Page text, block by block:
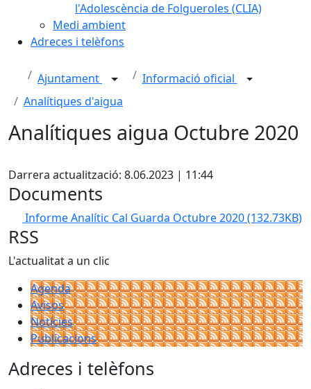
l'Adolescència de Folgueroles (CLIA)
Medi ambient
Adreces i telèfons
Ajuntament
Informació oficial
Analítiques d'aigua
Analítiques aigua Octubre 2020
Darrera actualització: 8.06.2023 | 11:44
Documents
Informe Analític Cal Guarda Octubre 2020(132.73KB)
RSS
L'actualitat a un clic
Agenda
Avisos
Notícies
Publicacions
Adreces i telèfons